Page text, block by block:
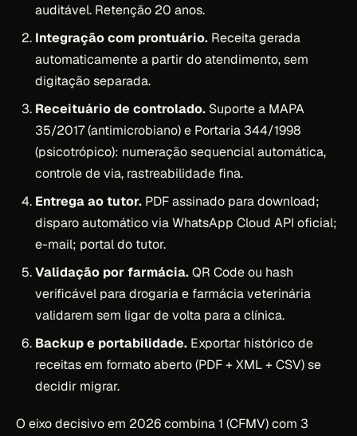
auditável. Retenção 20 anos.
Integração com prontuário. Receita gerada
automaticamente a partir do atendimento, sem
digitação separada.
Receituário de controlado. Suporte a MAPA
35/2017 (antimicrobiano) e Portaria 344/1998
(psicotrópico): numeração sequencial automática,
controle de via, rastreabilidade fina.
Entrega ao tutor. PDF assinado para download;
disparo automático via WhatsApp Cloud API oficial;
e-mail; portal do tutor.
Validação por farmácia.QR Code ou hash
verificável para drogaria e farmácia veterinária
validarem sem ligar de volta para a clínica.
Backup e portabilidade. Exportar histórico de
receitas em formato aberto (PDF + XML + CSV) se
decidir migrar.
O eixo decisivo em 2026 combina 1 (CFMV) com 3